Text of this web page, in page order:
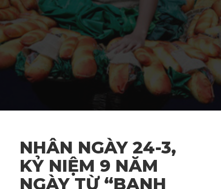
NHÂN NGÀY 24-3,
KỶ NIỆM 9 NĂM
NGÀY TỪ “BANH